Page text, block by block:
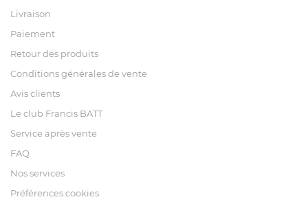
Livraison
Paiement
Retour des produits
Conditions générales de vente
Avis clients
Le club Francis BATT
Service après vente
FAQ
Nos services
Préférences cookies